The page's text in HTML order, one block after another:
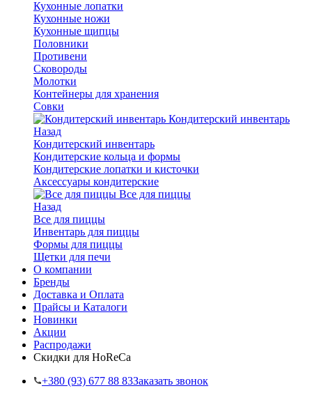
Кухонные лопатки
Кухонные ножи
Кухонные щипцы
Половники
Противени
Сковороды
Молотки
Контейнеры для хранения
Совки
Кондитерский инвентарь
Назад
Кондитерский инвентарь
Кондитерские кольца и формы
Кондитерские лопатки и кисточки
Аксессуары кондитерские
Все для пиццы
Назад
Все для пиццы
Инвентарь для пиццы
Формы для пиццы
Щетки для печи
О компании
Бренды
Доставка и Оплата
Прайсы и Каталоги
Новинки
Акции
Распродажи
Скидки для HoReCa
+38‎0 (93) 677 88 83Заказать звонок